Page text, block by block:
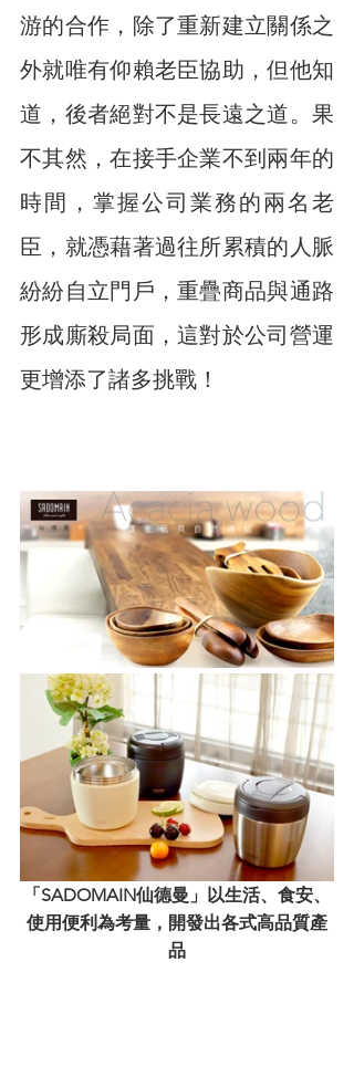
游的合作，除了重新建立關係之
外就唯有仰賴老臣協助，但他知
道，後者絕對不是長遠之道。果
不其然，在接手企業不到兩年的
時間，掌握公司業務的兩名老
臣，就憑藉著過往所累積的人脈
紛紛自立門戶，重疊商品與通路
形成廝殺局面，這對於公司營運
更增添了諸多挑戰！
「SADOMAIN仙德曼」以生活、食安、
使用便利為考量，開發出各式高品質產
品